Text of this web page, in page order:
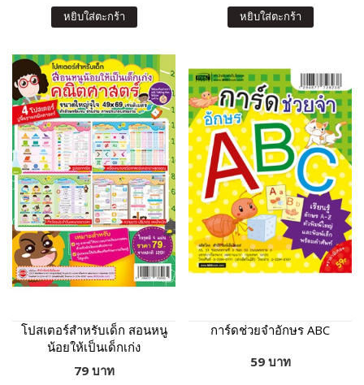
หยิบใส่ตะกร้า หยิบใส่ตะกร้า
โปสเตอร์สำหรับเด็ก สอนหนู
น้อยให้เป็นเด็กเก่ง
คณิตศาสตร์
79 บาท
การ์ดช่วยจำอักษร ABC
59 บาท